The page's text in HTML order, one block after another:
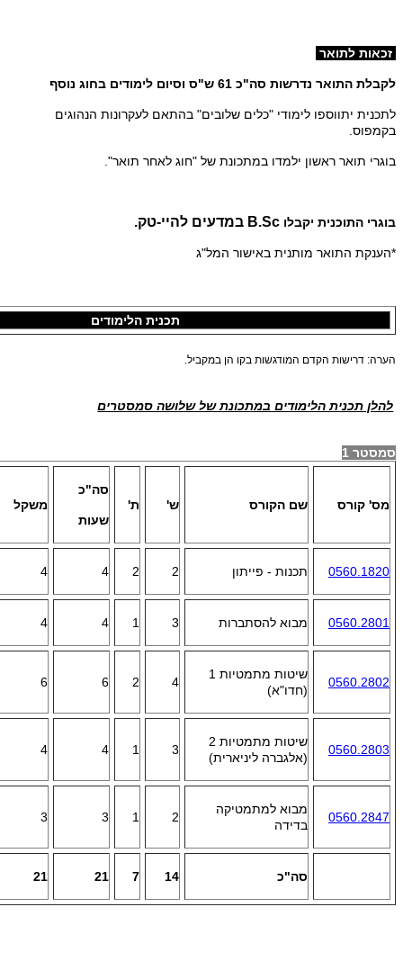
זכאות לתואר
לקבלת התואר נדרשות סה"כ 61 ש"ס וסיום לימודים בחוג נוסף
לתכנית יתווספו לימודי "כלים שלובים" בהתאם לעקרונות הנהוגים
בקמפוס.
בוגרי תואר ראשון ילמדו במתכונת של "חוג לאחר תואר".
בוגרי התוכנית יקבלו B.Sc במדעים להיי-טק.
*הענקת התואר מותנית באישור המל"ג
תכנית הלימודים
הערה: דרישות הקדם המודגשות בקו הן במקביל.
להלן תכנית הלימודים במתכונת של שלושה סמסטרים
סמסטר 1
מס' קורס שם הקורס ש' ת'
סה"כ
שעות
משקל
0560.1820 תכנות - פייתון 2
2
4
4
0560.2801 מבוא להסתברות 3
1
4
4
0560.2802
שיטות מתמטיות 1
(חדו"א)
4
2
6
6
0560.2803
שיטות מתמטיות 2
(אלגברה ליניארית)
3
1
4
4
0560.2847
מבוא למתמטיקה
בדידה
2
1
3
3
סה"כ 14
7
21
21